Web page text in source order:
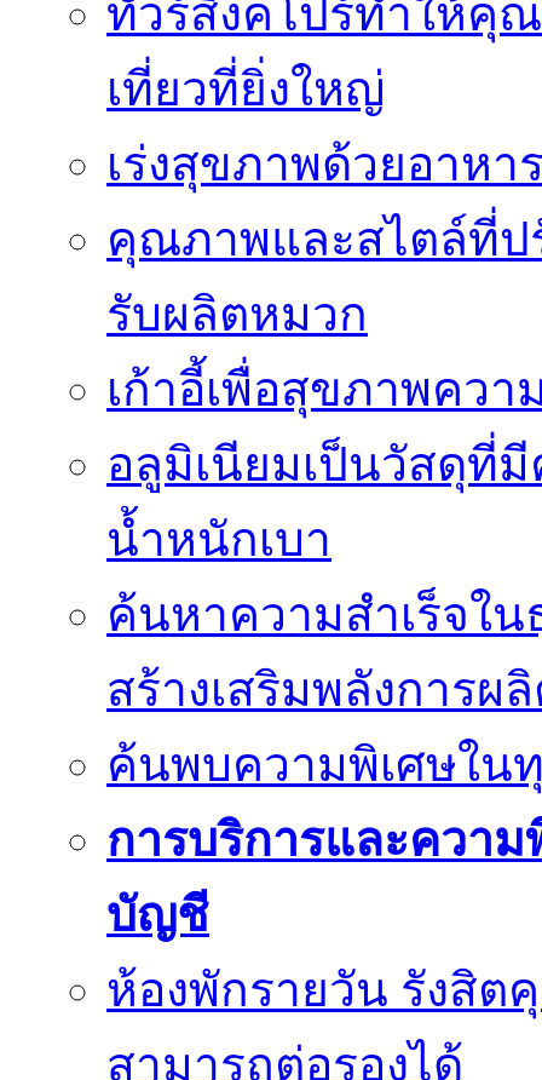
ทัวร์สิงคโปร์ทำให้คุ
เที่ยวที่ยิ่งใหญ่
เร่งสุขภาพด้วยอาหา
คุณภาพและสไตล์ที่ป
รับผลิตหมวก
เก้าอี้เพื่อสุขภาพคว
อลูมิเนียมเป็นวัสดุที่
น้ำหนักเบา
ค้นหาความสำเร็จใน
สร้างเสริมพลังการผ
ค้นพบความพิเศษใ
การบริการและควา
บัญชี
ห้องพักรายวัน รังสิ
สามารถต่อรองได้